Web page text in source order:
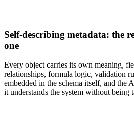
Self-describing metadata: the
one
Every object carries its own meaning,
relationships, formula logic, validation
embedded in the schema itself, and the
it understands the system without being